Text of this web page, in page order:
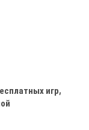
игр,